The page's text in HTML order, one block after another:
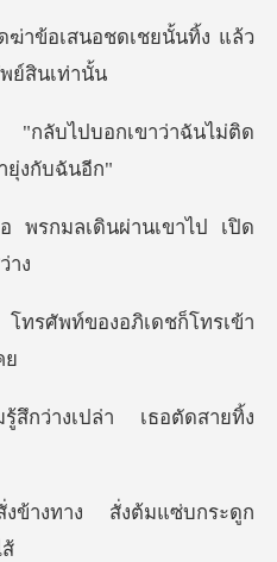
สนอชดเชยนั้นทิ้ง แล้ว
บไปบอกเขาว่าฉันไม่ติด
อ พรกมลเดินผ่านเขาไป เปิด
โทรศัพท์ของอภิเดชก็โทรเข้า
สึกว่างเปล่า เธอตัดสายทิ้
งข้างทาง สั่งต้มแซ่บกระดูก